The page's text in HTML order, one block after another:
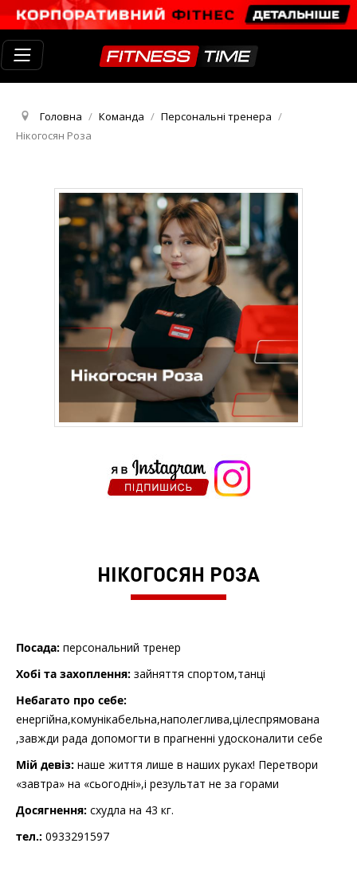
Головна / Команда / Персональні тренера /
Нікогосян Роза
НІКОГОСЯН РОЗА
Посада: персональний тренер
Хобі та захоплення: зайняття спортом,танці
Небагато про себе:
енергійна,комунікабельна,наполеглива,цілеспрямована
,завжди рада допомогти в прагненні удосконалити себе
Мій девіз: наше життя лише в наших руках! Перетвори
«завтра» на «сьогодні»,і результат не за горами
Досягнення: схудла на 43 кг.
тел.: 0933291597